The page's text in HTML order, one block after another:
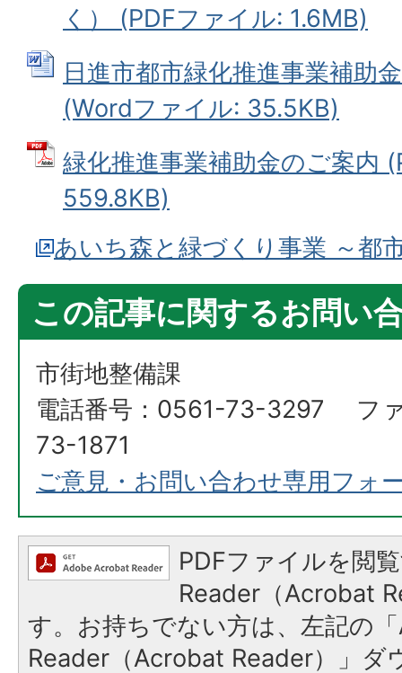
く） (PDFファイル: 1.6MB)
日進市都市緑化推進事業補助
(Wordファイル: 35.5KB)
緑化推進事業補助金のご案内
559.8KB)
あいち森と緑づくり事業 ～都
この記事に関するお問い
市街地整備課
電話番号：0561-73-3297 フ
73-1871
ご意見・お問い合わせ専用フォ
PDFファイルを閲
Reader（Acrobat
す。お持ちでない方は、左記の
Reader（Acrobat Reader）」ダ